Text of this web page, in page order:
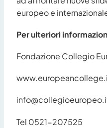
europeo e
Per ulteriori
Fondazione Collegio
Tel 0521-207525